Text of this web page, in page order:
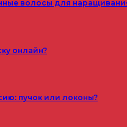
волосы для
онлайн?
пучок или локоны?